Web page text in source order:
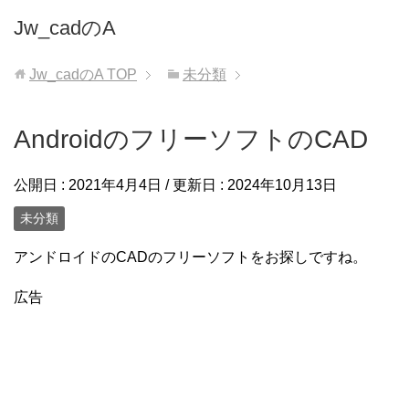
Jw_cadのA
Jw_cadのA TOP 未分類
AndroidのフリーソフトのCAD
公開日 : 2021年4月4日 / 更新日 : 2024年10月13日
未分類
アンドロイドのCADのフリーソフトをお探しですね。
広告